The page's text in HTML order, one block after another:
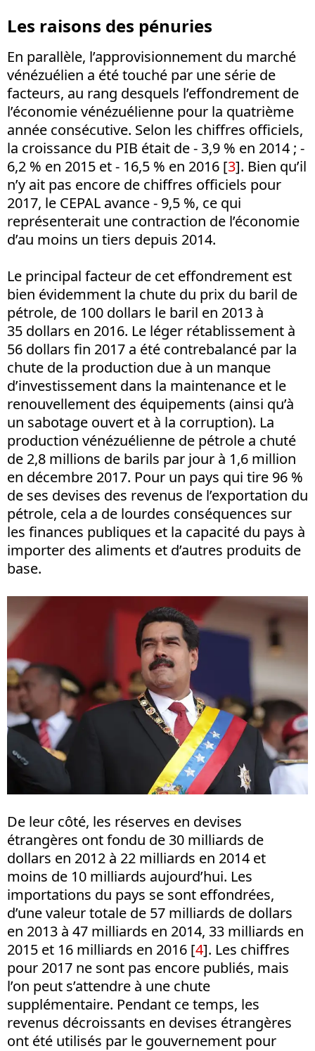
Les raisons des pénuries
En parallèle, l’approvisionnement du marché
vénézuélien a été touché par une série de
facteurs, au rang desquels l’effondrement de
l’économie vénézuélienne pour la quatrième
année consécutive. Selon les chiffres officiels,
la croissance du PIB était de - 3,9 % en 2014 ; -
6,2 % en 2015 et - 16,5 % en 2016 [3]. Bien qu’il
n’y ait pas encore de chiffres officiels pour
2017, le CEPAL avance - 9,5 %, ce qui
représenterait une contraction de l’économie
d’au moins un tiers depuis 2014.
Le principal facteur de cet effondrement est
bien évidemment la chute du prix du baril de
pétrole, de 100 dollars le baril en 2013 à
35 dollars en 2016. Le léger rétablissement à
56 dollars fin 2017 a été contrebalancé par la
chute de la production due à un manque
d’investissement dans la maintenance et le
renouvellement des équipements (ainsi qu’à
un sabotage ouvert et à la corruption). La
production vénézuélienne de pétrole a chuté
de 2,8 millions de barils par jour à 1,6 million
en décembre 2017. Pour un pays qui tire 96 %
de ses devises des revenus de l’exportation du
pétrole, cela a de lourdes conséquences sur
les finances publiques et la capacité du pays à
importer des aliments et d’autres produits de
base.
De leur côté, les réserves en devises
étrangères ont fondu de 30 milliards de
dollars en 2012 à 22 milliards en 2014 et
moins de 10 milliards aujourd’hui. Les
importations du pays se sont effondrées,
d’une valeur totale de 57 milliards de dollars
en 2013 à 47 milliards en 2014, 33 milliards en
2015 et 16 milliards en 2016 [4]. Les chiffres
pour 2017 ne sont pas encore publiés, mais
l’on peut s’attendre à une chute
supplémentaire. Pendant ce temps, les
revenus décroissants en devises étrangères
ont été utilisés par le gouvernement pour